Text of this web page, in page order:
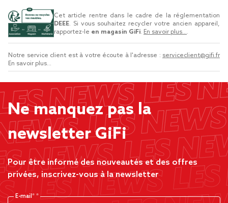
Cet article rentre dans le cadre de la réglementation
DEEE. Si vous souhaitez recycler votre ancien appareil,
rapportez-le en magasin GiFi. En savoir plus....
Notre service client est à votre écoute à l'adresse : serviceclient@gifi.fr
En savoir plus...
Ne manquez pas la
newsletter GiFi
Pour être informé des nouveautés et des offres
privées, inscrivez-vous à la newsletter
E-mail*